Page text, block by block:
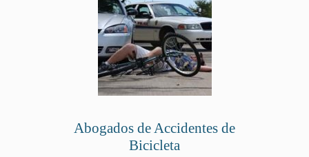
locales
luchará
para
responsables
asuman
que
corresponde
de
negociar
con
las
aseguradoras
para
obtener
el
resultado
posible
para
negar
tus
beneficios,
pero
nosotros
nos
encargamos
de
tus
pueden
graves.
Nuestro
equipo
abogados
especializados
accidentes
desde
el
reclamo
hasta
la
negociación
con
las
asegurándonos
de
que
derecho
laboral
luchará
para
que
obtengas
la
compensación
accidente
Abogados de Accidentes de
Bicicleta